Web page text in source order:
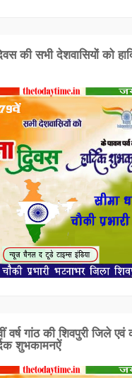
की सभी देशवासियों को
वर्ष गांठ की शिवपुरी जिले एवं
शुभकामनऐं